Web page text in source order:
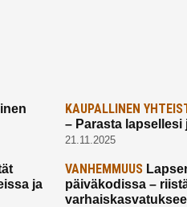
KAUPALLINEN
– Parasta lapsellesi
21.11.2025
ja
VANHEMMUUS
päiväkodissa –